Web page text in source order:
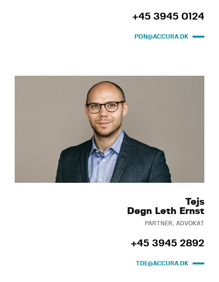
+45 3945 0124
PON@ACCURA.DK
Tejs
Degn Leth Ernst
PARTNER, ADVOKAT
+45 3945 2892
TDE@ACCURA.DK